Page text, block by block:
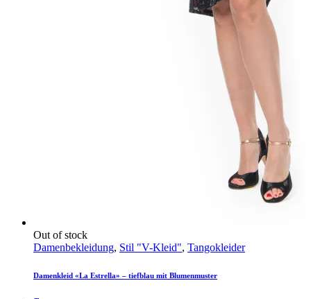
Out of stock
Damenbekleidung, Stil "V-Kleid", Tangokleider
Damenkleid «La Estrella» – tiefblau mit Blumenmuster